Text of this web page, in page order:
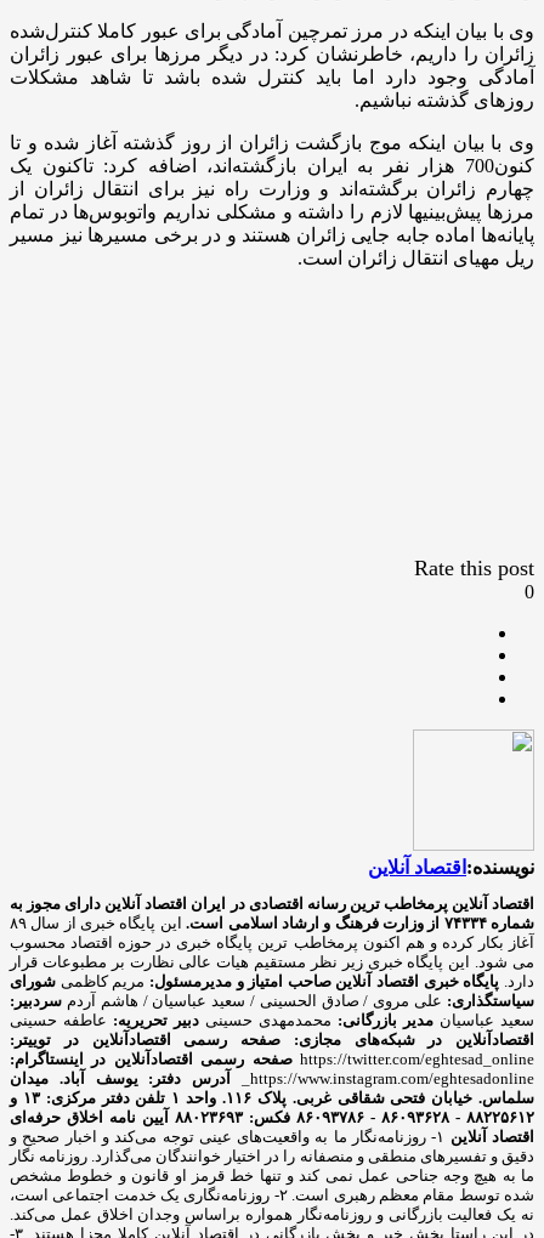
وی با بیان اینکه در مرز تمرچین آمادگی برای عبور کاملا کنترل‌شده
زائران را داریم، خاطرنشان کرد: در دیگر مرزها برای عبور زائران
آمادگی وجود دارد اما باید‌ کنترل شده باشد تا شاهد مشکلات
روزهای گذشته نباشیم.
‌وی با بیان اینکه موج بازگشت زائران از روز گذشته آغاز شده و تا
کنون700 هزار نفر‌ به ایران بازگشته‌اند، اضافه کرد: تاکنون یک
چهارم زائران برگشته‌اند و وزارت راه نیز برای انتقال زائران از
مرزها ‌پیش‌‌بینیها لازم را داشته ‌و مشکلی نداریم واتوبوس‌ها در تمام
پایانه‌ها اماده جابه جایی زائران هستند و در برخی مسیرها نیز‌ مسیر
ریل ‌مهیای انتقال زائران است.‌
Rate this post
0
نویسنده: اقتصاد آنلاین
اقتصاد آنلاین پرمخاطب ترین رسانه اقتصادی در ایران اقتصاد آنلاین دارای مجوز به
شماره ۷۴۳۳۴ از وزارت فرهنگ و ارشاد اسلامی است.
این پایگاه خبری از سال ۸۹
آغاز بکار کرده و هم اکنون پرمخاطب ترین پایگاه خبری در حوزه اقتصاد محسوب
می شود. این پایگاه خبری زیر نظر مستقیم هیات عالی نظارت بر مطبوعات قرار
دارد. پایگاه خبری اقتصاد آنلاین صاحب امتیاز و مدیرمسئول: مریم کاظمی شورای
سیاستگذاری: علی مروی / صادق الحسینی / سعید عباسیان / هاشم آردم سردبیر:
سعید عباسیان مدیر بازرگانی: محمدمهدی حسینی دبیر تحریریه: عاطفه حسینی
اقتصادآنلاین در شبکه‌های مجازی:
صفحه رسمی اقتصادآنلاین در توییتر:
https://twitter.com/eghtesad_online صفحه رسمی اقتصادآنلاین در اینستاگرام:
https://www.instagram.com/eghtesadonline_
آدرس دفتر: یوسف آباد. میدان
سلماس. خیابان فتحی شقاقی غربی. پلاک ۱۱۶. واحد ۱
تلفن دفتر مرکزی: ۱۳ و
۸۸۲۲۵۶۱۲ - ۸۶۰۹۳۶۲۸ - ۸۶۰۹۳۷۸۶ فکس: ۸۸۰۲۳۶۹۳
آیین نامه اخلاق حرفه‌ای
اقتصاد آنلاین
۱- روزنامه‌نگار ما به واقعیت‌های عینی توجه می‌کند و اخبار صحیح و
دقیق و تفسیرهای منطقی و منصفانه را در اختیار خوانندگان می‌گذارد. روزنامه نگار
ما به هیچ وجه جناحی عمل نمی کند و تنها خط قرمز او قانون و خطوط مشخص
شده توسط مقام معظم رهبری است. ۲- روزنامه‌نگاری یک خدمت اجتماعی است،
نه یک فعالیت بازرگانی و روزنامه‌نگار همواره براساس وجدان اخلاق عمل می‌کند.
در این راستا بخش خبر و بخش بازرگانی در اقتصاد آنلاین کاملا مجزا هستند. ۳-